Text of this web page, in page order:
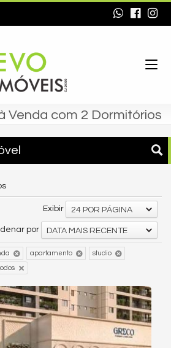
Venda com 2 Dormitórios
Exibir 24 POR PÁGINA
por DATA MAIS RECENTE
apartamento studio